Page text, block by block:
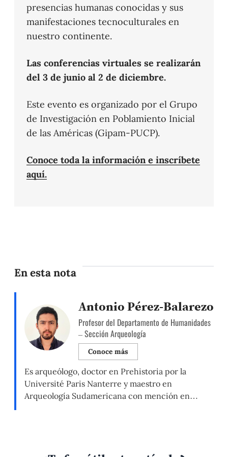
presencias humanas conocidas y sus
manifestaciones tecnoculturales en
nuestro continente.
Las conferencias virtuales se realizarán
del 3 de junio al 2 de diciembre.
Este evento es organizado por el Grupo
de Investigación en Poblamiento Inicial
de las Américas (Gipam-PUCP).
Conoce toda la información e inscríbete
aquí.
En esta nota
Antonio Pérez-Balarezo
Profesor del Departamento de Humanidades
– Sección Arqueología
Conoce más
Es arqueólogo, doctor en Prehistoria por la
Université Paris Nanterre y maestro en
Arqueología Sudamericana con mención en